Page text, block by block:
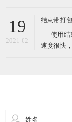
接选择全
另外的朋
有可能最
19
2021-02
结束带打
使用结
速度很快